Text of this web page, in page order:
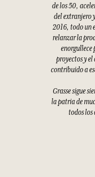
de los 50,
del extranjero
2016, todo un
relanzar la
enorgullece
proyectos y
contribuido a
Grasse sigue
la patria de
todos los